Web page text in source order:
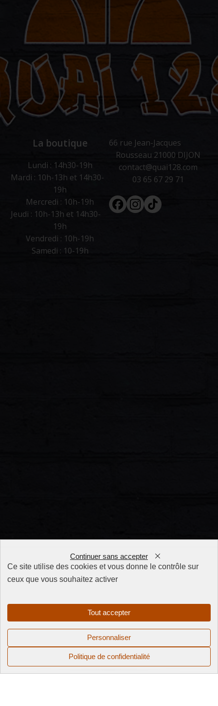
La boutique
Lundi : 14h30-19h
Mardi : 10h-13h et 14h30-
19h
Mercredi : 10h-19h
Jeudi : 10h-13h et 14h30-
19h
Vendredi : 10h-19h
Samedi : 10-19h
66 rue Jean-Jacques
Rousseau 21000 DIJON
contact@quai128.com
03 65 67 29 71
FacebookInstagram
Tiktok
Mentions
légales
Politique de
confidentialité
Ce site utilise des cookies et vous donne le contrôle sur
ceux que vous souhaitez activer
Tout accepter
Continuer sans accepter
Personnaliser
Politique de confidentialité